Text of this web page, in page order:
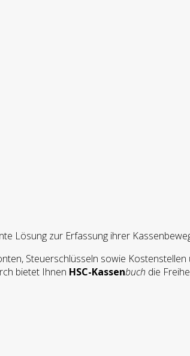
Lösung zur Erfassung ihrer
Steuerschlüsseln sowie Kostenstellen
bietet Ihnen HSC-Kassenbuch die